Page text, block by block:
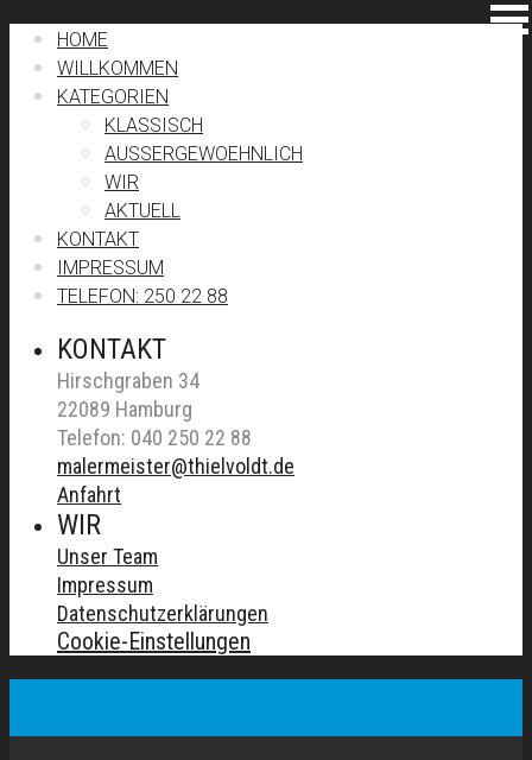
HOME
WILLKOMMEN
KATEGORIEN
KLASSISCH
AUSSERGEWOEHNLICH
WIR
AKTUELL
KONTAKT
IMPRESSUM
TELEFON: 250 22 88
KONTAKT
Hirschgraben 34
22089 Hamburg
Telefon: 040 250 22 88
malermeister@thielvoldt.de
Anfahrt
WIR
Unser Team
Impressum
Datenschutzerklärungen
Cookie-Einstellungen